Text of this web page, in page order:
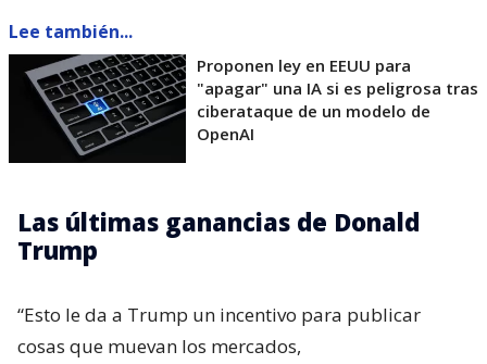
Lee también...
Proponen ley en EEUU para
"apagar" una IA si es peligrosa tras
ciberataque de un modelo de
OpenAI
Las últimas ganancias de Donald
Trump
“Esto le da a Trump un incentivo para publicar
cosas que muevan los mercados,